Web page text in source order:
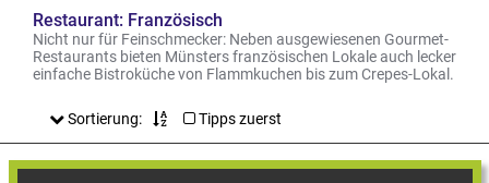
Restaurant: Französisch
Nicht nur für Feinschmecker: Neben ausgewiesenen Gourmet-
Restaurants bieten Münsters französischen Lokale auch lecker
einfache Bistroküche von Flammkuchen bis zum Crepes-Lokal.
Sortierung: Tipps zuerst